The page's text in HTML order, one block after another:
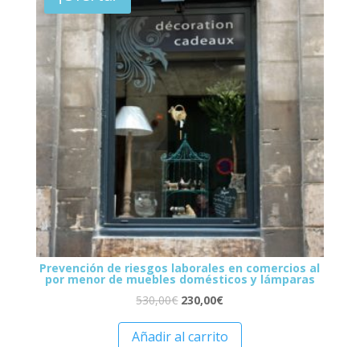
Prevención de riesgos laborales en comercios al
por menor de muebles domésticos y lámparas
530,00€ 230,00€
Añadir al carrito